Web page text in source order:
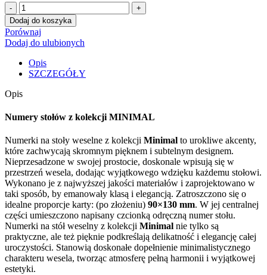
ilość
Numery
stołów
MINIMAL
Dodaj do koszyka
Porównaj
Dodaj do ulubionych
Opis
SZCZEGÓŁY
Opis
Numery stołów z kolekcji MINIMAL
Numerki na stoły weselne z kolekcji Minimal to urokliwe akcenty,
które zachwycają skromnym pięknem i subtelnym designem.
Nieprzesadzone w swojej prostocie, doskonale wpisują się w
przestrzeń wesela, dodając wyjątkowego wdzięku każdemu stołowi.
Wykonano je z najwyższej jakości materiałów i zaprojektowano w
taki sposób, by emanowały klasą i elegancją. Zatroszczono się o
idealne proporcje karty: (po złożeniu) 90×130 mm. W jej centralnej
części umieszczono napisany czcionką odręczną numer stołu.
Numerki na stół weselny z kolekcji Minimal nie tylko są
praktyczne, ale też pięknie podkreślają delikatność i elegancję całej
uroczystości. Stanowią doskonałe dopełnienie minimalistycznego
charakteru wesela, tworząc atmosferę pełną harmonii i wyjątkowej
estetyki.